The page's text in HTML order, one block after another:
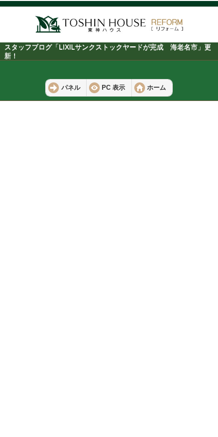
スタッフブログ「LIXILサンクストックヤードが完成 海老名市」更
新！
パネル PC 表示 ホーム